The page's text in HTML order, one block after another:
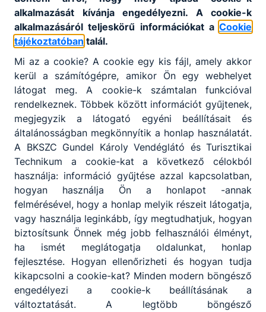
"A múlt kötelez, a jövő követel tőlünk.
További információk az iskola
honlapján!
alkalmazását kívánja engedélyezni. A cookie-k
alkalmazásáról teljeskörű információkat a Cookie
tájékoztatóban talál.
Mi az a cookie? A cookie egy kis fájl, amely akkor
kerül a számítógépre, amikor Ön egy webhelyet
látogat meg. A cookie-k számtalan funkcióval
rendelkeznek. Többek között információt gyűjtenek,
megjegyzik a látogató egyéni beállításait és
általánosságban megkönnyítik a honlap használatát.
A BKSZC Gundel Károly Vendéglátó és Turisztikai
Technikum a cookie-kat a következő célokból
használja: információ gyűjtése azzal kapcsolatban,
hogyan használja Ön a honlapot -annak
felmérésével, hogy a honlap melyik részeit látogatja,
vagy használja leginkább, így megtudhatjuk, hogyan
biztosítsunk Önnek még jobb felhasználói élményt,
ha ismét meglátogatja oldalunkat, honlap
fejlesztése. Hogyan ellenőrizheti és hogyan tudja
kikapcsolni a cookie-kat? Minden modern böngésző
engedélyezi a cookie-k beállításának a
változtatását. A legtöbb böngésző